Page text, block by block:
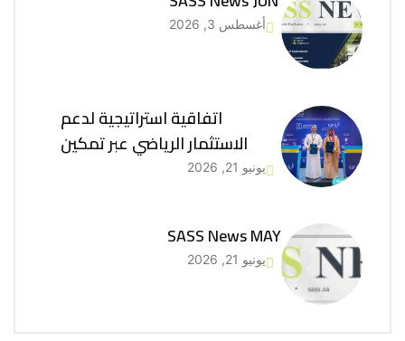
أغسطس 3, 2026
اتفاقية استراتيجية لدعم
الاستثمار الرياضي عبر تمكين
يونيو 21, 2026
SASS News MAY
يونيو 21, 2026